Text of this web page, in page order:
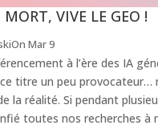
MORT, VIVE LE GEO !
On Mar 9
à l’ère des IA
ce titre un peu
la réalité. Si pendant
toutes nos recherches à